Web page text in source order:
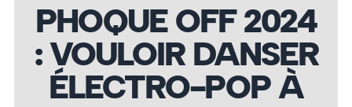
PHOQUE OFF 2024
: VOULOIR DANSER
ÉLECTRO-POP À